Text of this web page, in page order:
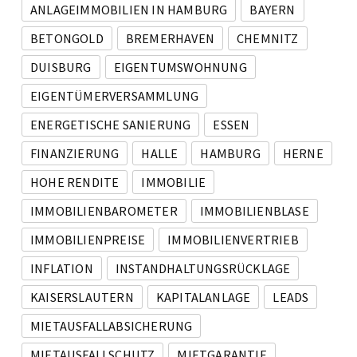
ANLAGEIMMOBILIEN IN HAMBURG
BAYERN
BETONGOLD
BREMERHAVEN
CHEMNITZ
DUISBURG
EIGENTUMSWOHNUNG
EIGENTÜMERVERSAMMLUNG
ENERGETISCHE SANIERUNG
ESSEN
FINANZIERUNG
HALLE HAMBURG
HERNE
HOHE RENDITE
IMMOBILIE
IMMOBILIENBAROMETER
IMMOBILIENBLASE
IMMOBILIENPREISE
IMMOBILIENVERTRIEB
INFLATION
INSTANDHALTUNGSRÜCKLAGE
KAISERSLAUTERN
KAPITALANLAGE
LEADS
MIETAUSFALLABSICHERUNG